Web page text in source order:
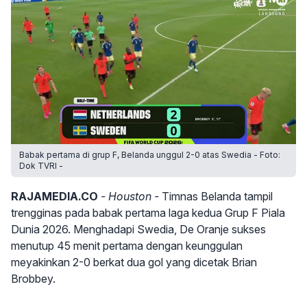
Babak pertama di grup F, Belanda unggul 2-0 atas Swedia - Foto:
Dok TVRI -
RAJAMEDIA.CO - Houston - Timnas Belanda tampil
trengginas pada babak pertama laga kedua Grup F Piala
Dunia 2026. Menghadapi Swedia, De Oranje sukses
menutup 45 menit pertama dengan keunggulan
meyakinkan 2-0 berkat dua gol yang dicetak Brian
Brobbey.